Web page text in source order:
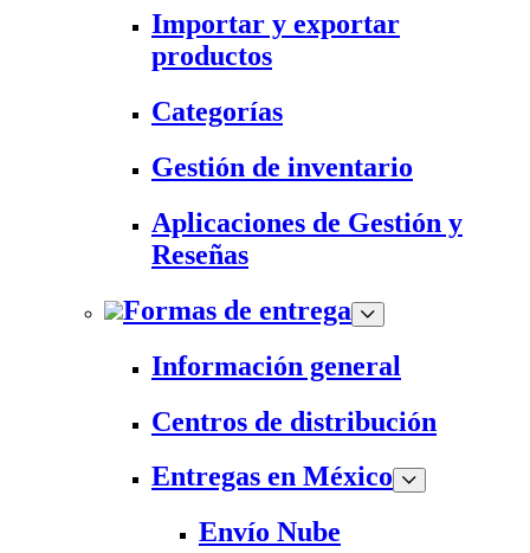
Importar y exportar
productos
Categorías
Gestión de inventario
Aplicaciones de Gestión y
Reseñas
Formas de entrega
Información general
Centros de distribución
Entregas en México
Envío Nube